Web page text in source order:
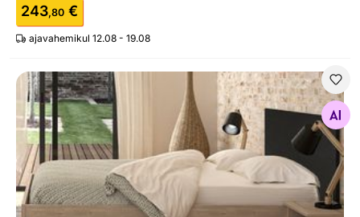
243,80 €
ajavahemikul 12.08 - 19.08
Voodi Castel
Otsi sarnaseid